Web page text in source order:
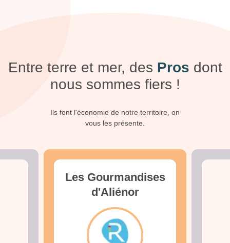
Entre terre et mer, des Pros dont
nous sommes fiers !
Ils font l'économie de notre territoire, on
vous les présente.
Les Gourmandises
d'Aliénor